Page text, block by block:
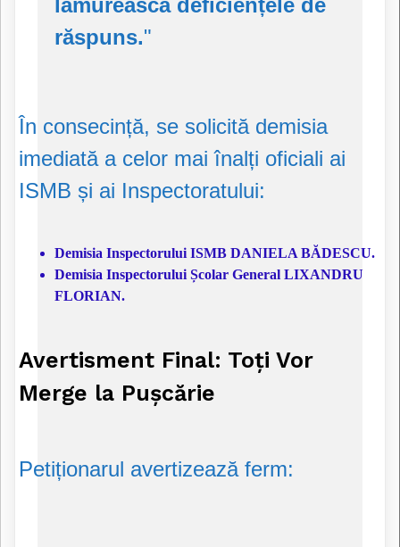
lămurească deficiențele de
răspuns."
În consecință, se solicită demisia
imediată a celor mai înalți oficiali ai
ISMB și ai Inspectoratului:
Demisia Inspectorului ISMB DANIELA BĂDESCU.
Demisia Inspectorului Școlar General LIXANDRU
FLORIAN.
Avertisment Final: Toți Vor
Merge la Pușcărie
Petiționarul avertizează ferm: